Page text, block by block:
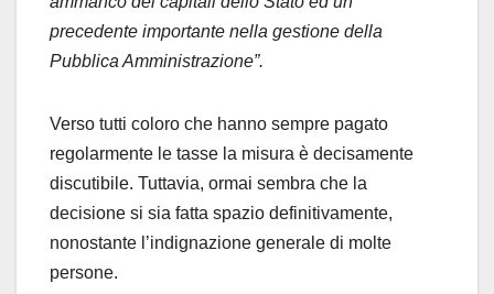
precedente importante nella gestione della
Pubblica Amministrazione”.
Verso tutti coloro che hanno sempre pagato
regolarmente le tasse la misura è decisamente
discutibile. Tuttavia, ormai sembra che la
decisione si sia fatta spazio definitivamente,
nonostante l’indignazione generale di molte
persone.